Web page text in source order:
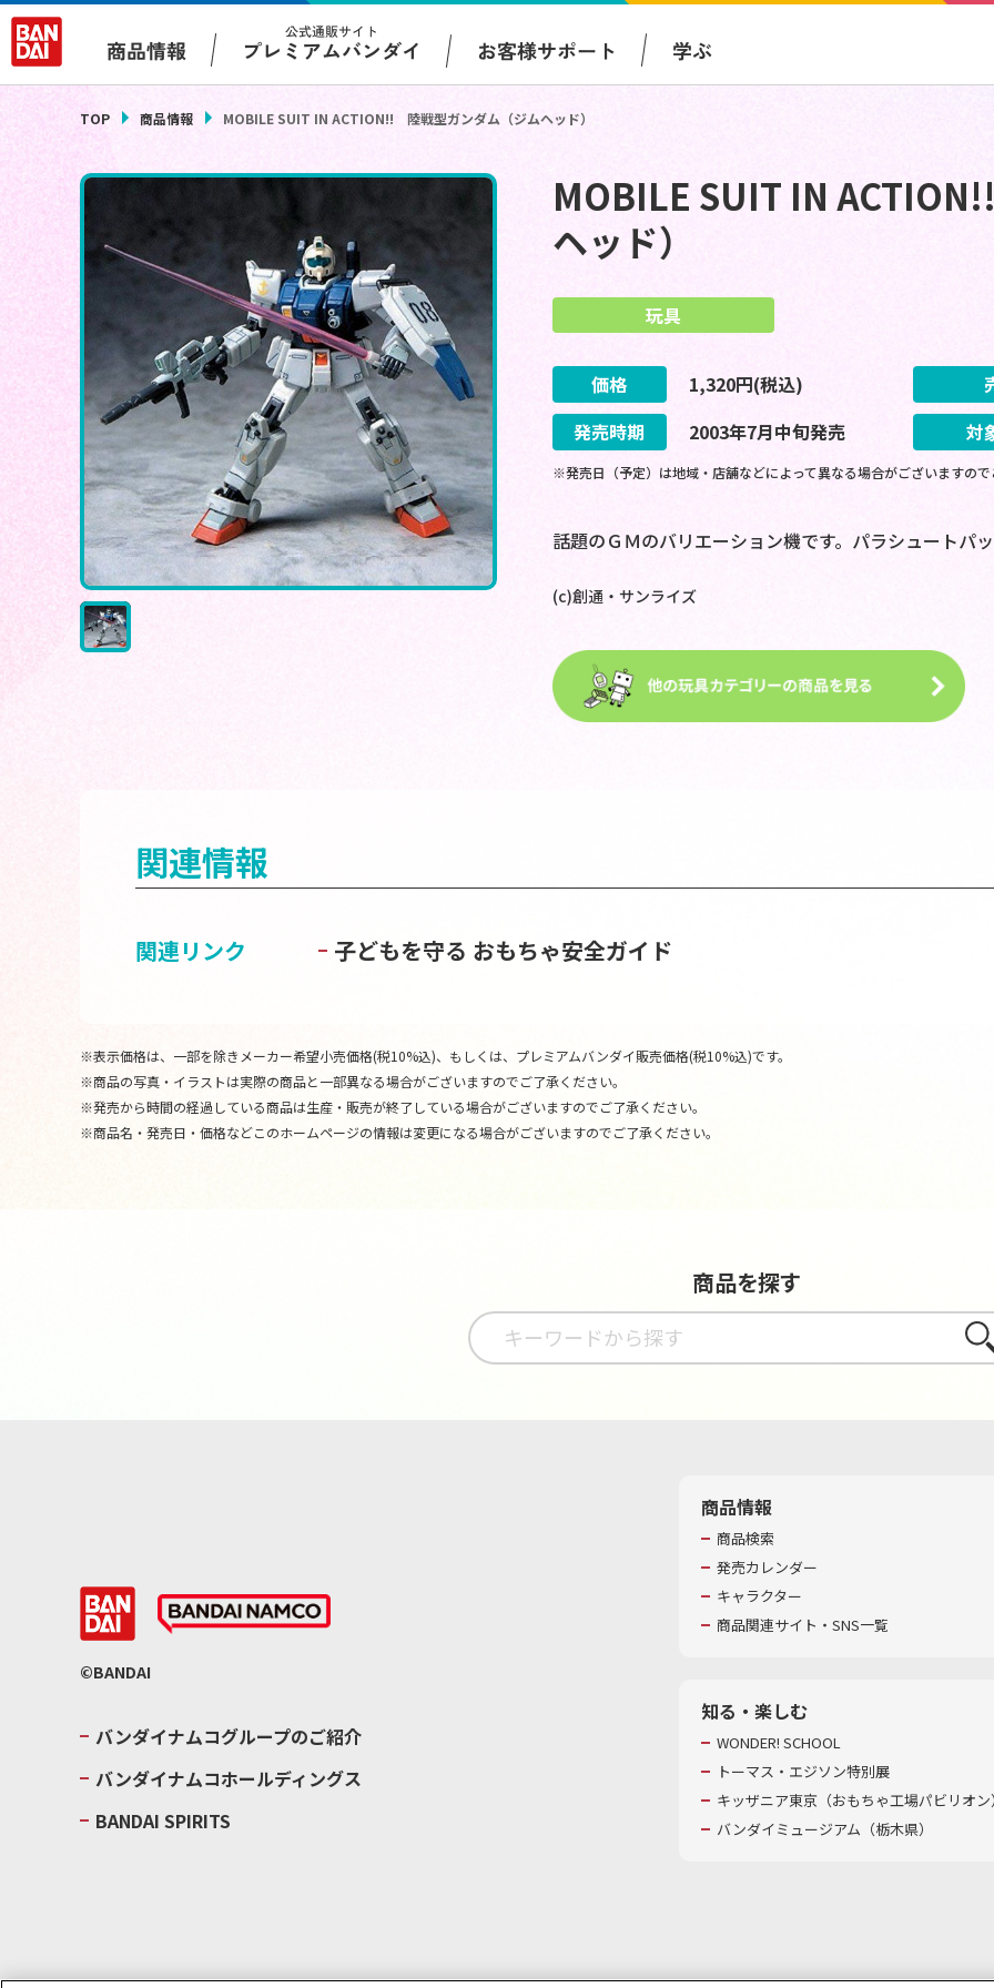
商品情報
公式通販サイト
プレミアムバンダイ お客様サポート 学ぶ
TOP 商品情報 MOBILE SUIT IN ACTION!! 陸戦型ガンダム（ジムヘッド）
MOBILE SUIT IN
ヘッド）
玩具
価格 1,320円(税込)
発売時期
2003年7月中旬発売 対
※発売日（予定）は地域・店舗などによって異なる場合がございますの
話題のＧＭのバリエーション機です。パラシュートパ
(c)創通・サンライズ
関連情報
関連リンク 子どもを守る おもちゃ安全ガイド
※表示価格は、一部を除きメーカー希望小売価格(税10%込)、もしくは、プレミアムバンダイ販売価格(税10%込)です。
※商品の写真・イラストは実際の商品と一部異なる場合がございますのでご了承ください。
※発売から時間の経過している商品は生産・販売が終了している場合がございますのでご了承ください。
※商品名・発売日・価格などこのホームページの情報は変更になる場合がございますのでご了承ください。
商品を探す
さが
©BANDAI
バンダイナムコグループのご紹介
バンダイナムコホールディングス
BANDAI SPIRITS
商品情報
商品検索
発売カレンダー
キャラクター
商品関連サイト・SNS一覧
知る・楽しむ
WONDER! SCHOOL
トーマス・エジソン特別展
キッザニア東京（おもちゃ工場パビリオ
バンダイミュージアム（栃木県）